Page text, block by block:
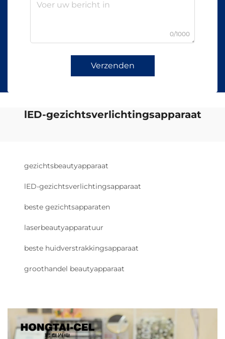
0/1000
Verzenden
lED-gezichtsverlichtingsapparaat
gezichtsbeautyapparaat
lED-gezichtsverlichtingsapparaat
beste gezichtsapparaten
laserbeautyapparatuur
beste huidverstrakkingsapparaat
groothandel beautyapparaat